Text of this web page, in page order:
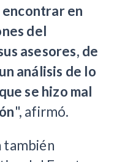
encontrar en
del
asesores, de
análisis de lo
se hizo mal
", afirmó.
también